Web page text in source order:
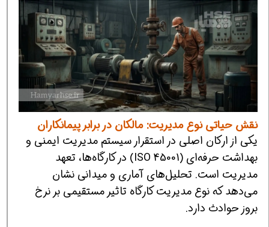
نقش حیاتی نوع مدیریت: مالکان در برابر پیمانکاران
یکی از ارکان اصلی در استقرار سیستم مدیریت ایمنی و
بهداشت حرفه‌ای (ISO 45001) در کارگاه‌ها، تعهد
مدیریت است. تحلیل‌های آماری و میدانی نشان
می‌دهد که نوع مدیریت کارگاه تاثیر مستقیمی بر نرخ
بروز حوادث دارد.